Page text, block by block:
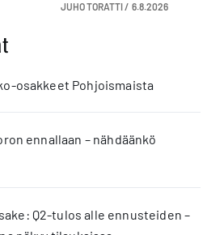
JUHO TORATTI / 6.8.2026
osakkeet Pohjoismaista
ennallaan – nähdäänkö
Q2-tulos alle ennusteiden –